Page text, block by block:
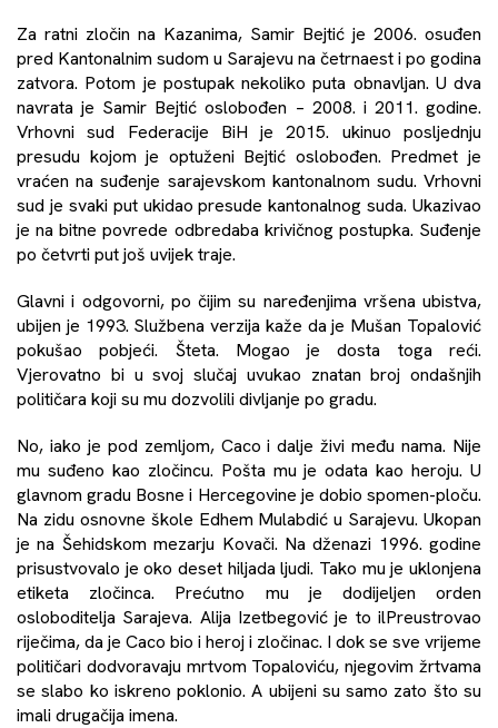
Za ratni zločin na Kazanima, Samir Bejtić je 2006. osuđen
pred Kantonalnim sudom u Sarajevu na četrnaest i po godina
zatvora. Potom je postupak nekoliko puta obnavljan. U dva
navrata je Samir Bejtić oslobođen – 2008. i 2011. godine.
Vrhovni sud Federacije BiH je 2015. ukinuo posljednju
presudu kojom je optuženi Bejtić oslobođen. Predmet je
vraćen na suđenje sarajevskom kantonalnom sudu. Vrhovni
sud je svaki put ukidao presude kantonalnog suda. Ukazivao
je na bitne povrede odbredaba krivičnog postupka. Suđenje
po četvrti put još uvijek traje.
Glavni i odgovorni, po čijim su naređenjima vršena ubistva,
ubijen je 1993. Službena verzija kaže da je Mušan Topalović
pokušao pobjeći. Šteta. Mogao je dosta toga reći.
Vjerovatno bi u svoj slučaj uvukao znatan broj ondašnjih
političara koji su mu dozvolili divljanje po gradu.
No, iako je pod zemljom, Caco i dalje živi među nama. Nije
mu suđeno kao zločincu. Pošta mu je odata kao heroju. U
glavnom gradu Bosne i Hercegovine je dobio spomen-ploču.
Na zidu osnovne škole Edhem Mulabdić u Sarajevu. Ukopan
je na Šehidskom mezarju Kovači. Na dženazi 1996. godine
prisustvovalo je oko deset hiljada ljudi. Tako mu je uklonjena
etiketa zločinca. Prećutno mu je dodijeljen orden
osloboditelja Sarajeva. Alija Izetbegović je to ilPreustrovao
riječima, da je Caco bio i heroj i zločinac. I dok se sve vrijeme
političari dodvoravaju mrtvom Topaloviću, njegovim žrtvama
se slabo ko iskreno poklonio. A ubijeni su samo zato što su
imali drugačija imena.